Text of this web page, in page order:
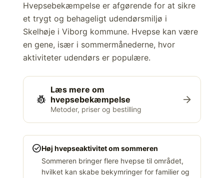
Hvepsebekæmpelse er afgørende for at sikre
et trygt og behageligt udendørsmiljø i
Skelhøje i Viborg kommune. Hvepse kan være
en gene, især i sommermånederne, hvor
aktiviteter udendørs er populære.
pest_control
Læs mere om
hvepsebekæmpelse
Metoder, priser og bestilling
arrow_forward
check_circleHøj hvepseaktivitet om sommeren
Sommeren bringer flere hvepse til området,
hvilket kan skabe bekymringer for familier og